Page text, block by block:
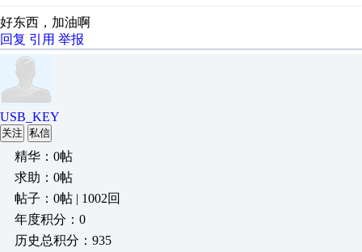
好东西，加油啊
回复 引用 举报
USB_KEY
关注 私信
精华：0帖
求助：0帖
帖子：0帖 | 1002回
年度积分：0
历史总积分：935